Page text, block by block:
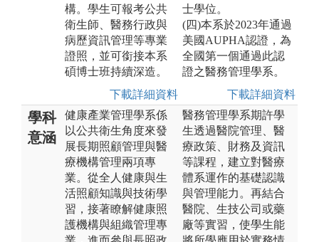
構。學生可報考公共
衛生師、醫務行政與
病歷資訊管理等專業
證照，並可銜接本系
碩博士班持續深造。
下載詳細資料
士學位。
(四)本系於2023年通過
美國AUPHA認證，為
全國第一個通過此認
證之醫務管理學系。
下載詳細資料
學科
意涵
健康產業管理學系係
以公共衛生角度來發
展長期照顧管理與醫
療機構管理兩項專
業。從全人健康與生
活照顧知識與技術學
習，接著瞭解健康照
護機構與組織管理專
醫務管理學系期許學
生透過醫院管理、醫
療政策、財務及資訊
等課程，建立對醫療
體系運作的基礎認識
與管理能力。再結合
醫院、生技公司或藥
廠等實習，使學生能